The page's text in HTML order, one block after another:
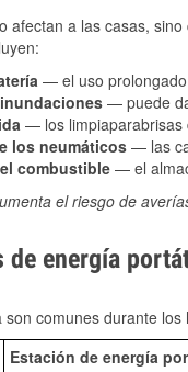
afectan a las casas,
— el uso
— puede
— los limpiaparabrisas
los neumáticos — las
combustible— el
el riesgo de
de energía
comunes durante
Estación de energía